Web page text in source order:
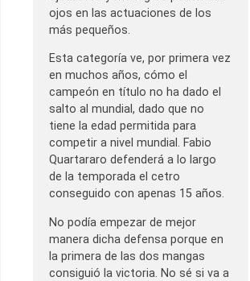
ojos en las actuaciones de los
más pequeños.
Esta categoría ve, por primera vez
en muchos años, cómo el
campeón en título no ha dado el
salto al mundial, dado que no
tiene la edad permitida para
competir a nivel mundial. Fabio
Quartararo defenderá a lo largo
de la temporada el cetro
conseguido con apenas 15 años.
No podía empezar de mejor
manera dicha defensa porque en
la primera de las dos mangas
consiguió la victoria. No sé si va a